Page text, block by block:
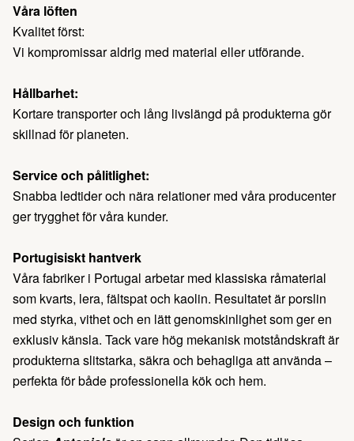
Våra löften
Kvalitet först:
Vi kompromissar aldrig med material eller utförande.
Hållbarhet:
Kortare transporter och lång livslängd på produkterna gör
skillnad för planeten.
Service och pålitlighet:
Snabba ledtider och nära relationer med våra producenter
ger trygghet för våra kunder.
Portugisiskt hantverk
Våra fabriker i Portugal arbetar med klassiska råmaterial
som kvarts, lera, fältspat och kaolin. Resultatet är porslin
med styrka, vithet och en lätt genomskinlighet som ger en
exklusiv känsla. Tack vare hög mekanisk motståndskraft är
produkterna slitstarka, säkra och behagliga att använda –
perfekta för både professionella kök och hem.
Design och funktion